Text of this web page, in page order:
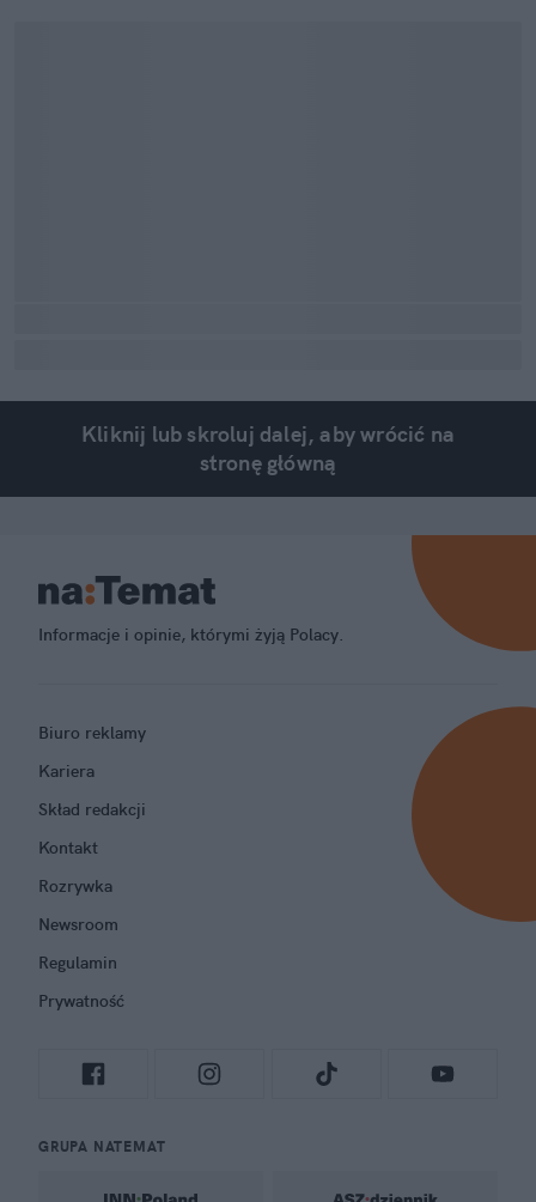
Kliknij lub skroluj dalej, aby wrócić na
stronę główną
Informacje i opinie, którymi żyją Polacy.
Biuro reklamy
Kariera
Skład redakcji
Kontakt
Rozrywka
Newsroom
Regulamin
Prywatność
GRUPA NATEMAT